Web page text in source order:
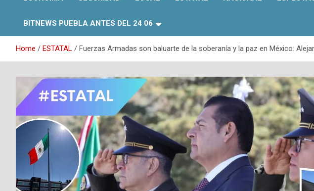
BITNEWS PUEBLA ANTES DEL 24 06
Home ESTATAL Fuerzas Armadas son baluarte de la soberanía y la paz en México: